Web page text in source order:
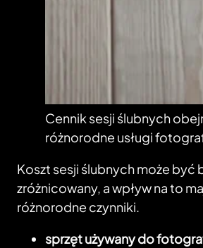
Cennik sesji ślubnych
różnorodne usługi
Koszt sesji ślubnych może być
zróżnicowany, a wpływ na to
różnorodne czynniki.
sprzęt używany do